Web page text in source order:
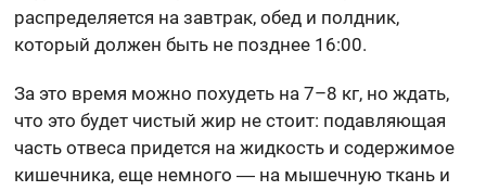
распределяется на завтрак, обед и полдник,
который должен быть не позднее 16:00.
За это время можно похудеть на 7–8 кг, но ждать,
что это будет чистый жир не стоит: подавляющая
часть отвеса придется на жидкость и содержимое
кишечника, еще немного ― на мышечную ткань и